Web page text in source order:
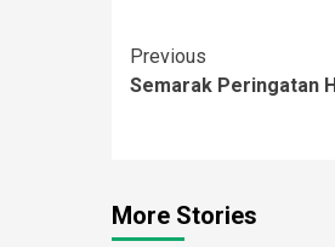
Continue
Reading
Previous
Semarak Peringatan
More Stories